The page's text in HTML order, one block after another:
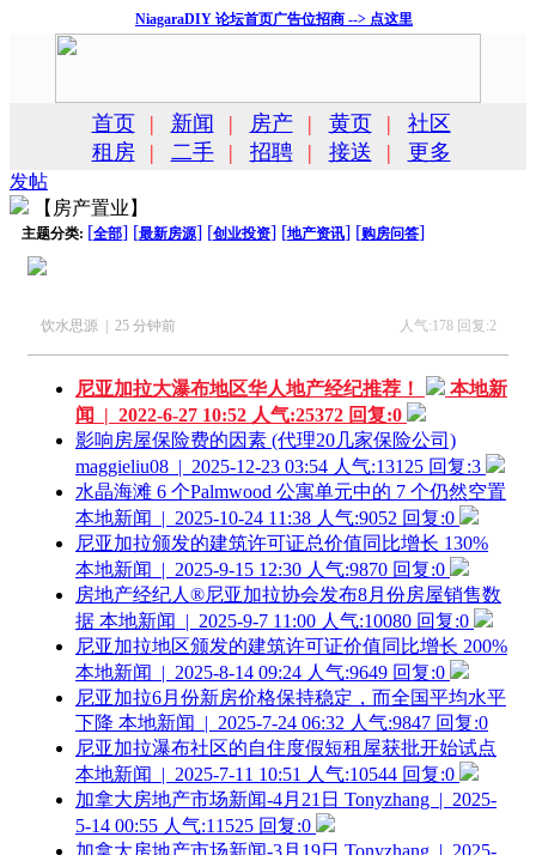
NiagaraDIY 论坛首页广告位招商 --> 点这里
首页 | 新闻 | 房产 | 黄页 |
社区
租房
| 二手 | 招聘 | 接送 | 更多
发帖
【房产置业】
主题分类: [全部] [最新房源] [创业投资] [地产资讯] [购房问答]
饮水思源 | 25 分钟前 人气:178 回复:2
尼亚加拉大瀑布地区华人地产经纪推荐！
本地新
闻 | 2022-6-27 10:52 人气:25372 回复:0
影响房屋保险费的因素 (代理20几家保险公司)
maggieliu08 | 2025-12-23 03:54 人气:13125 回复:3
水晶海滩 6 个Palmwood 公寓单元中的 7 个仍然空置
本地新闻 | 2025-10-24 11:38 人气:9052 回复:0
尼亚加拉颁发的建筑许可证总价值同比增长 130%
本地新闻 | 2025-9-15 12:30 人气:9870 回复:0
房地产经纪人®尼亚加拉协会发布8月份房屋销售数
据 本地新闻 | 2025-9-7 11:00 人气:10080 回复:0
尼亚加拉地区颁发的建筑许可证价值同比增长 200%
本地新闻 | 2025-8-14 09:24 人气:9649 回复:0
尼亚加拉6月份新房价格保持稳定，而全国平均水平
下降 本地新闻 | 2025-7-24 06:32 人气:9847 回复:0
尼亚加拉瀑布社区的自住度假短租屋获批开始试点
本地新闻 | 2025-7-11 10:51 人气:10544 回复:0
加拿大房地产市场新闻-4月21日 Tonyzhang | 2025-
5-14 00:55 人气:11525 回复:0
加拿大房地产市场新闻-3月19日 Tonyzhang | 2025-